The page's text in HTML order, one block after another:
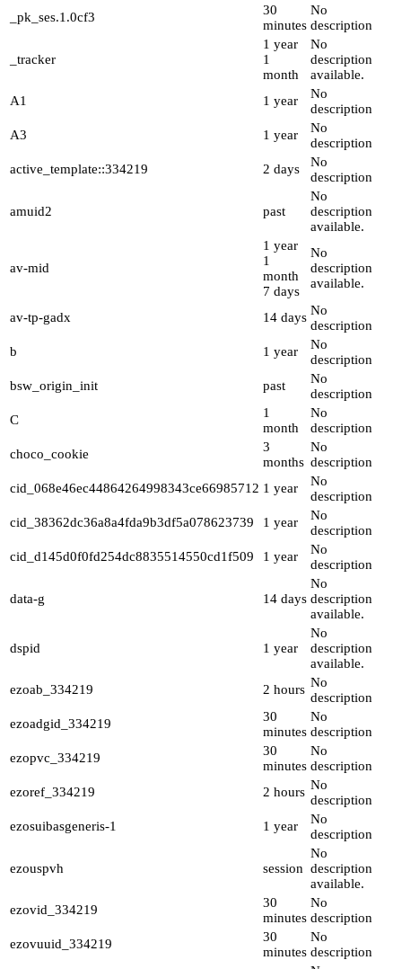
_pk_ses.1.0cf3
30
minutes
No
description
_tracker
1 year
1
month
No
description
available.
A1
1 year
No
description
A3
1 year
No
description
active_template::334219
2 days
No
description
amuid2 past
No
description
available.
av-mid
1 year
1
month
7 days
No
description
available.
av-tp-gadx 14 days No
description
b
1 year
No
description
bsw_origin_init
past
No
description
C
1
month
No
description
choco_cookie
3
months
No
description
cid_068e46ec44864264998343ce66985712 1 year
No
description
cid_38362dc36a8a4fda9b3df5a078623739
1 year
No
description
cid_d145d0f0fd254dc8835514550cd1f509
1 year
No
description
data-g 14 days
No
description
available.
dspid 1 year
No
description
available.
ezoab_334219
2 hours No
description
ezoadgid_334219
30
minutes
No
description
ezopvc_334219
30
minutes
No
description
ezoref_334219
2 hours No
description
ezosuibasgeneris-1
1 year
No
description
ezouspvh session
No
description
available.
ezovid_334219
30
minutes
No
description
ezovuuid_334219
30
minutes
No
description